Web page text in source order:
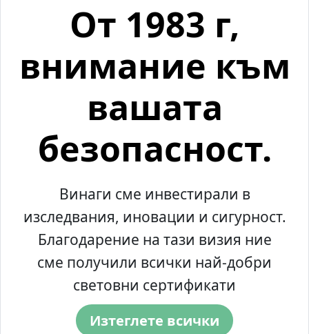
От 1983 г,
внимание към
вашата
безопасност.
Винаги сме инвестирали в
изследвания, иновации и сигурност.
Благодарение на тази визия ние
сме получили всички най-добри
световни сертификати
Изтеглете всички